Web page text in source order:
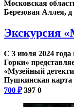
Московская
Березовая Аллея, д
Экскурсия
С 3 июля 2024 года
Горки»
«Музейный
Пушкинская карта
700 ₽ 397 0